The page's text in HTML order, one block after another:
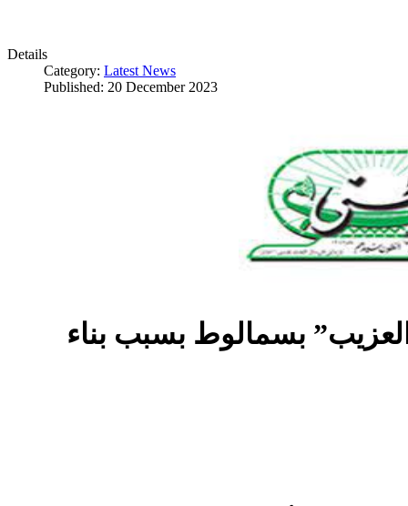
Details
Category: Latest News
Published: 20 December 2023
بسمالوط بسبب بناء